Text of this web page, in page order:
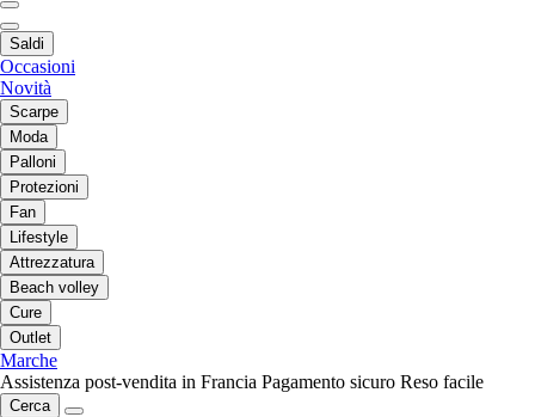
Saldi
Occasioni
Novità
Scarpe
Moda
Palloni
Protezioni
Fan
Lifestyle
Attrezzatura
Beach volley
Cure
Outlet
Marche
Assistenza post-vendita in Francia Pagamento sicuro Reso facile
Cerca